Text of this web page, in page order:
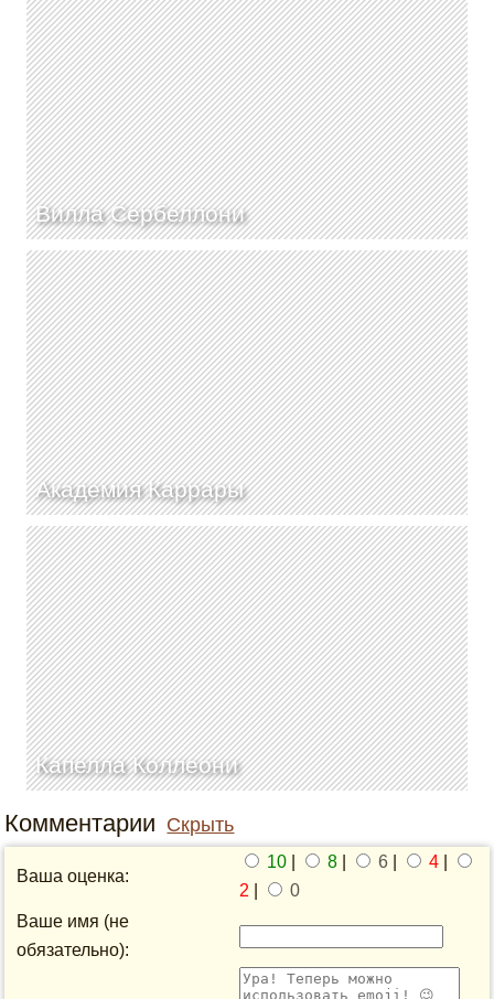
Вилла Сербеллони
Академия Каррары
Капелла Коллеони
Комментарии Скрыть
Ваша оценка:
10 8 6 4
2
0
Ваше имя (не
обязательно):